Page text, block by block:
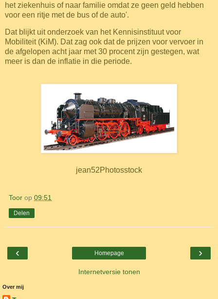
het ziekenhuis of naar familie omdat ze geen geld hebben
voor een ritje met de bus of de auto'.
Dat blijkt uit onderzoek van het Kennisinstituut voor
Mobiliteit (KiM). Dat zag ook dat de prijzen voor vervoer in
de afgelopen acht jaar met 30 procent zijn gestegen, wat
meer is dan de inflatie in die periode.
jean52Photosstock
Toor op 09:51
Delen
‹ ›
Homepage
Internetversie tonen
Over mij